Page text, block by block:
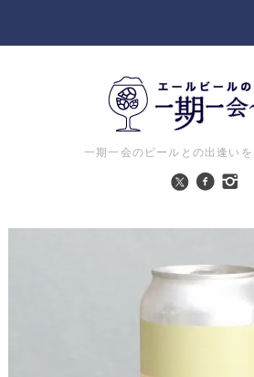
一期一会のビールとの出逢いを